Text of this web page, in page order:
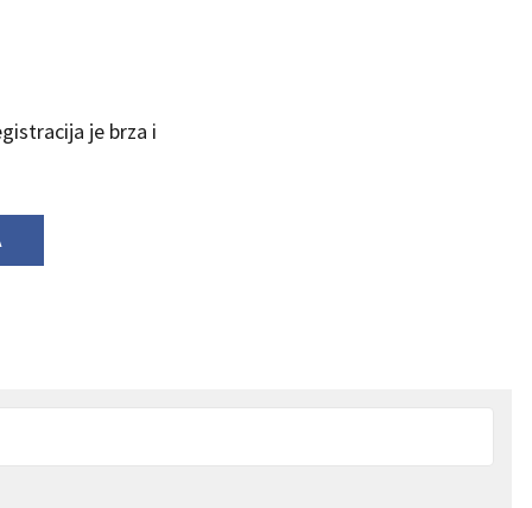
je brza i